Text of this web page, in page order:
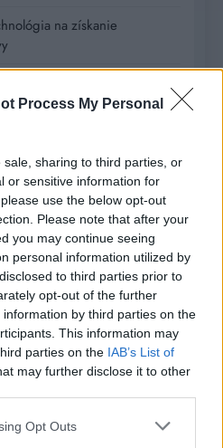
Process My Personal
sharing to third parties, or
or sensitive information for
use the below opt-out
Please note that after your
you may continue seeing
personal information utilized by
to third parties prior to
opt-out of the further
by third parties on the
This information may
parties on the IAB’s List of
may further disclose it to other
Opt Outs
na získanie